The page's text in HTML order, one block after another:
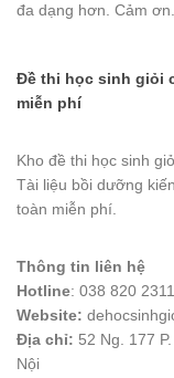
đa dạng hơn. Cảm ơn.
Đề thi học sinh giỏi
miễn phí
Kho đề thi học sinh
Tài liệu bồi dưỡng
toàn miễn phí.
Thông tin liên hệ
Hotline: 038 820 2311
Website:
Địa chỉ: 52 Ng. 177
Nội